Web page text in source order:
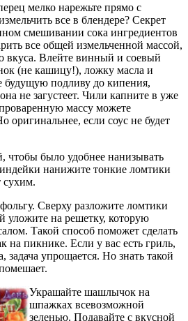
мелко нарежьте прямо с
все в блендере? Секрет
смешивании сока ингредиентов
все общей измельченной массой,
вкуса. Влейте винный и соевый
(не кашицу!), ложку масла и
будущую подливу до кипения,
не загустеет. Чили капните в уже
массу можете
оригинальнее, если соус не будет
было удобнее нанизывать
нанижите тонкие ломтики
сухим.
Сверху разложите ломтики
уложите на решетку, которую
Такой способ поможет сделать
на пикнике. Если у вас есть гриль,
упрощается. Но знать такой
Украшайте шашлычок на
шпажках всевозможной
зеленью. Подавайте с вкусной